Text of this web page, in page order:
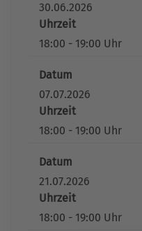
30.06.2026
Uhrzeit
18:00 - 19:00 Uhr
Datum
07.07.2026
Uhrzeit
18:00 - 19:00 Uhr
Datum
21.07.2026
Uhrzeit
18:00 - 19:00 Uhr